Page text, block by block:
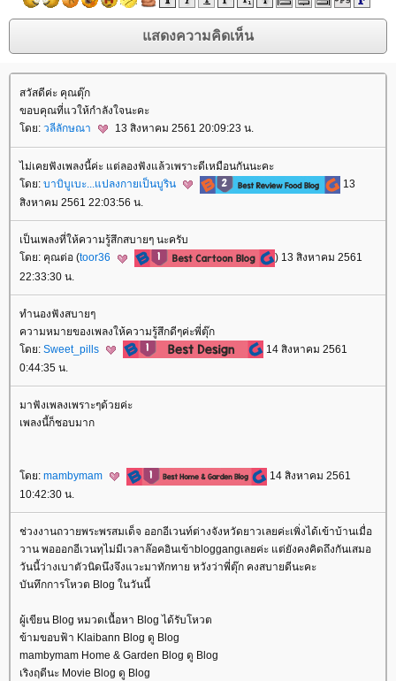
สวัสดีค่ะ คุณตุ๊ก
ขอบคุณที่แวให้กำลังใจนะคะ
ดย: วลีลักษณา 13 สิงหาคม 2561 20:09:23 น.
ไม่เคยฟังเพลงนี้ค่ะ แต่ลองฟังแล้วเพราะดีเหมือนกันนะคะ
ดย: บาบิบูเบะ...แปลงกายเป็นบูริน
13
สิงหาคม 2561 22:03:56 น.
เป็นเพลงที่ให้ความรู้สึกสบายๆ นะครับ
ดย: คุณต่อ (toor36
) 13 สิงหาคม 2561
22:33:30 น.
ทำนองฟังสบายๆ
ความหมายของเพลงให้ความรู้สึกดีๆค่ะพี่ตุ๊ก
ดย: Sweet_pills
14 สิงหาคม 2561
0:44:35 น.
มาฟังเพลงเพราะๆด้วยค่ะ
เพลงนี้ก็ชอบมาก
ดย: mambymam
14 สิงหาคม 2561
10:42:30 น.
ช่วงงานถวายพระพรสมเด็จ ออกอีเวนท์ต่างจังหวัดยาวเลยค่ะเพิ่งได้เข้าบ้านเมื่อ
วาน พอออกอีเวนทฺไม่มีเวลาล๊อคอินเข้าbloggangเลยค่ะ แต่ยังคงคิดถึงกันเสมอ
วันนี้ว่างเบาตัวนิดนึงจึงแวะมาทักทาย หวังว่าพี่ตุ๊ก คงสบายดีนะคะ
บันทึกการโหวต Blog ในวันนี้
ผู้เขียน Blog หมวดเนื้อหา Blog ได้รับโหวต
ข้ามขอบฟ้า Klaibann Blog ดู Blog
mambymam Home & Garden Blog ดู Blog
เริงฤดีนะ Movie Blog ดู Blog